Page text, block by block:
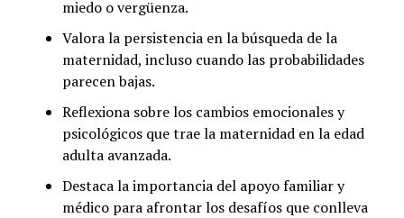
miedo o vergüenza.
Valora la persistencia en la búsqueda de la
maternidad, incluso cuando las probabilidades
parecen bajas.
Reflexiona sobre los cambios emocionales y
psicológicos que trae la maternidad en la edad
adulta avanzada.
Destaca la importancia del apoyo familiar y
médico para afrontar los desafíos que conlleva